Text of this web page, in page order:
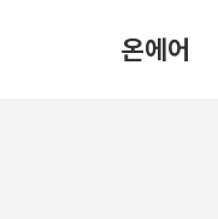
온에어